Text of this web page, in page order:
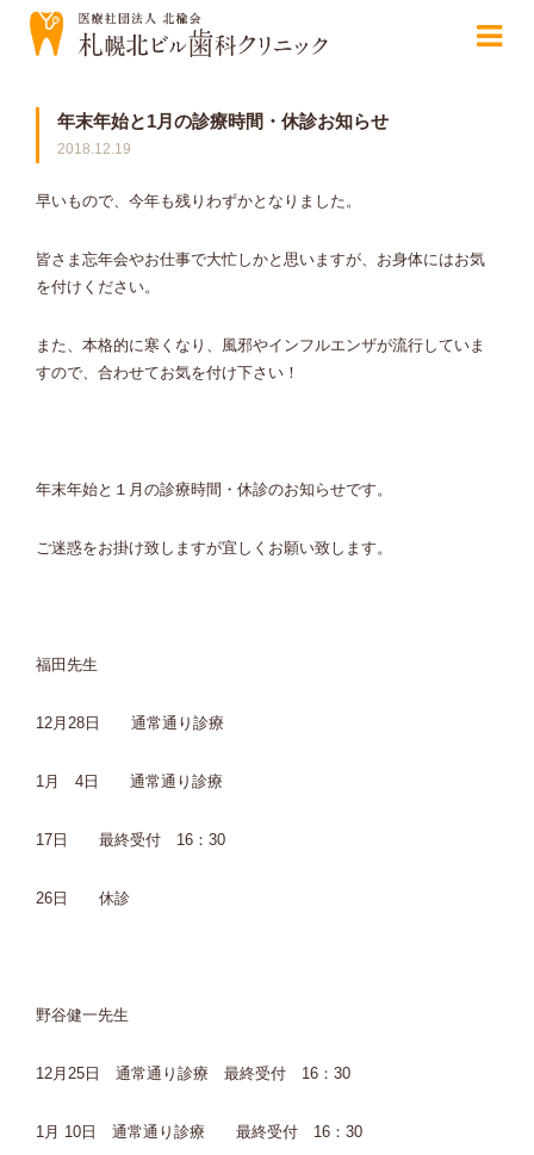
年末年始と1月の診療時間・休診お知らせ
2018.12.19
早いもので、今年も残りわずかとなりました。
皆さま忘年会やお仕事で大忙しかと思いますが、お身体にはお気
を付けください。
また、本格的に寒くなり、風邪やインフルエンザが流行していま
すので、合わせてお気を付け下さい！
年末年始と１月の診療時間・休診のお知らせです。
ご迷惑をお掛け致しますが宜しくお願い致します。
福田先生
12月28日 通常通り診療
1月 4日 通常通り診療
17日 最終受付 16：30
26日 休診
野谷健一先生
12月25日 通常通り診療 最終受付 16：30
1月 10日 通常通り診療 最終受付 16：30